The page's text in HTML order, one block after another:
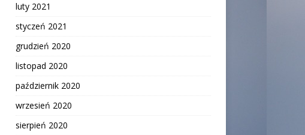
luty 2021
styczeń 2021
grudzień 2020
listopad 2020
październik 2020
wrzesień 2020
sierpień 2020